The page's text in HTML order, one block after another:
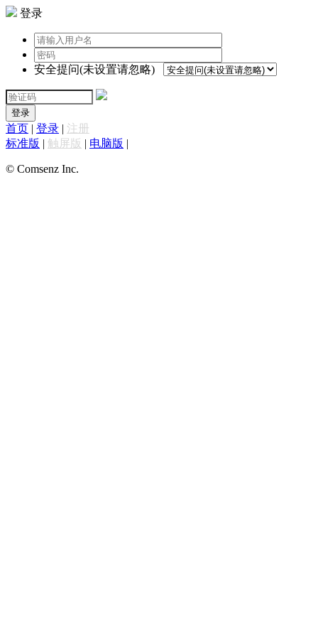
登录
安全提问(未设置请忽略)
登录
首页 | 登录 | 注册
标准版 | 触屏版 | 电脑版 |
© Comsenz Inc.